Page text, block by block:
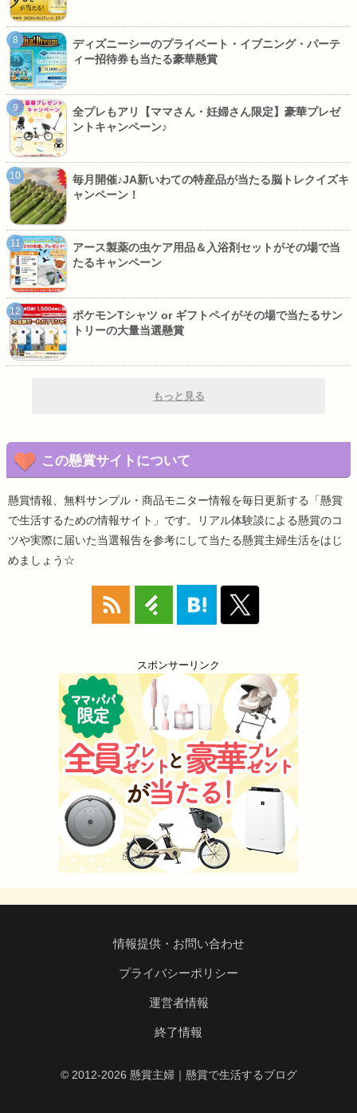
ディズニーシーのプライベート・イブニング・パーテ
ィー招待券も当たる豪華懸賞
全プレもアリ【ママさん・妊婦さん限定】豪華プレゼ
ントキャンペーン♪
毎月開催♪JA新いわての特産品が当たる脳トレクイズキ
ャンペーン！
アース製薬の虫ケア用品＆入浴剤セットがその場で当
たるキャンペーン
ポケモンTシャツ or ギフトペイがその場で当たるサン
トリーの大量当選懸賞
もっと見る
この懸賞サイトについて
懸賞情報、無料サンプル・商品モニター情報を毎日更新する「懸賞
で生活するための情報サイト」です。リアル体験談による懸賞のコ
ツや実際に届いた当選報告を参考にして当たる懸賞主婦生活をはじ
めましょう☆
スポンサーリンク
情報提供・お問い合わせ
プライバシーポリシー
運営者情報
終了情報
© 2012-2026 懸賞主婦｜懸賞で生活するブログ